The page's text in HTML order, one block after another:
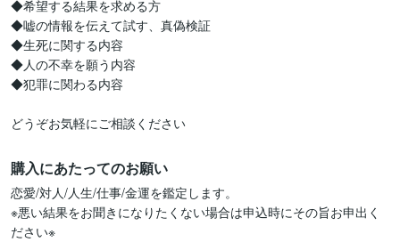
◆希望する結果を求める方
◆嘘の情報を伝えて試す、真偽検証
◆生死に関する内容
◆人の不幸を願う内容
◆犯罪に関わる内容
どうぞお気軽にご相談ください
購入にあたってのお願い
恋愛/対人/人生/仕事/金運を鑑定します。
※悪い結果をお聞きになりたくない場合は申込時にその旨お申出く
ださい※